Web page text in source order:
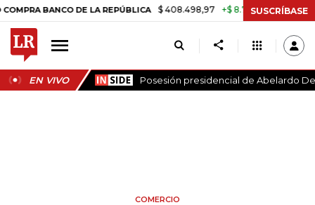
BANCO DE LA REPÚBLICA $ 408.498,97 +$ 8.753,81 +2,19% TASA
SUSCRÍBASE
EN VIVO Posesión presidencial de Abelardo
COMERCIO